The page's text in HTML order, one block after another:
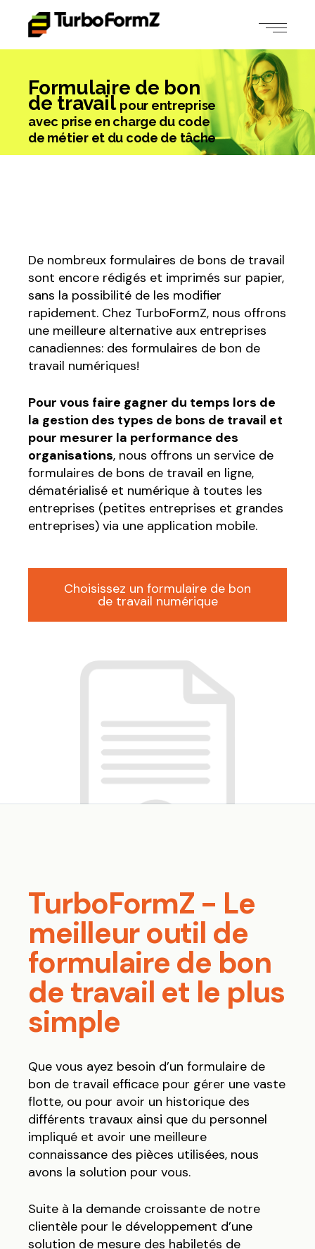
Formulaire de bon
de travail pour entreprise
avec prise en charge du code
de métier et du code de tâche
De nombreux formulaires de bons de travail
sont encore rédigés et imprimés sur papier,
sans la possibilité de les modifier
rapidement. Chez TurboFormZ, nous offrons
une meilleure alternative aux entreprises
canadiennes: des formulaires de bon de
travail numériques!
Pour vous faire gagner du temps lors de
la gestion des types de bons de travail et
pour mesurer la performance des
organisations, nous offrons un service de
formulaires de bons de travail en ligne,
dématérialisé et numérique à toutes les
entreprises (petites entreprises et grandes
entreprises) via une application mobile.
Choisissez un formulaire de bon
de travail numérique
TurboFormZ - Le
meilleur outil de
formulaire de bon
de travail et le plus
simple
Que vous ayez besoin d’un formulaire de
bon de travail efficace pour gérer une vaste
flotte, ou pour avoir un historique des
différents travaux ainsi que du personnel
impliqué et avoir une meilleure
connaissance des pièces utilisées, nous
avons la solution pour vous.
Suite à la demande croissante de notre
clientèle pour le développement d’une
solution de mesure des habiletés de